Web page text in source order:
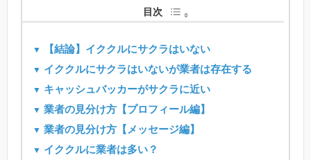
目次
【結論】イククルにサクラはいない
イククルにサクラはいないが業者は存在する
キャッシュバッカーがサクラに近い
業者の見分け方【プロフィール編】
業者の見分け方【メッセージ編】
イククルに業者は多い？